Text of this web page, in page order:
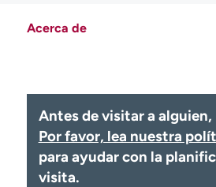
Ready. Set. CO.
Empleados
Atención a medios de
comunicación
Acerca de
Antes de visitar a alguien,
Por favor, lea nuestra
para ayudar con la
visita.